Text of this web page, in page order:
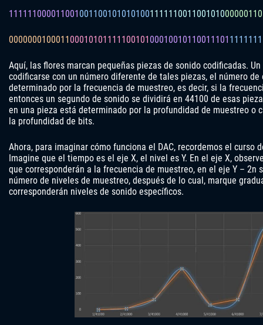
111111000011001 0011001010101001111110011001010
0000000100011 00010101111100101 00010010110011101
Aquí, las flores marcan pequeñas piezas de sonido codificadas.
codificarse con un número diferente de tales piezas, el número de
determinado por la frecuencia de muestreo, es decir, si la
entonces un segundo de sonido se dividirá en 44100 de esas
en una pieza está determinado por la profundidad de muestreo o
la profundidad de bits.
Ahora, para imaginar cómo funciona el DAC, recordemos el curso
Imagine que el tiempo es el eje X, el nivel es Y. En el eje X,
que corresponderán a la frecuencia de muestreo, en el eje Y – 2n
número de niveles de muestreo, después de lo cual, marque
corresponderán niveles de sonido específicos.